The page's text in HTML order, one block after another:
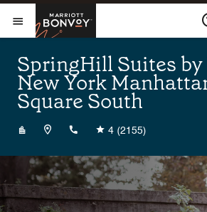
Skip to Content
Ouvrir le menu
Marriott
SpringHill Suites
New York
Square South
+12122169244
4 (2155)